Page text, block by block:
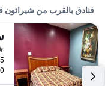
فنادق بالقرب من
2 نجمتين
2.0